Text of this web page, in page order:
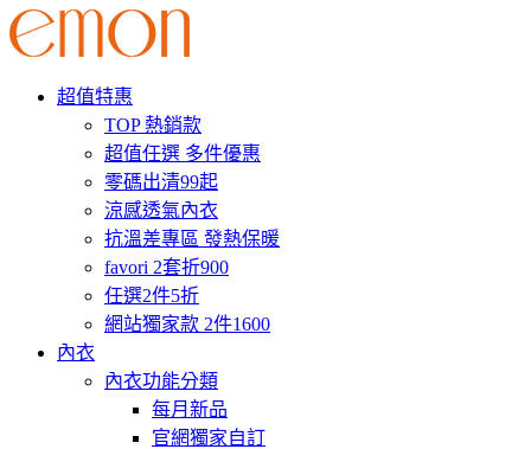
超值特惠
TOP 熱銷款
超值任選 多件優惠
零碼出清99起
涼感透氣內衣
抗溫差專區 發熱保暖
favori 2套折900
任選2件5折
網站獨家款 2件1600
內衣
內衣功能分類
每月新品
官網獨家自訂